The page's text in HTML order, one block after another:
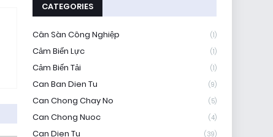
CATEGORIES
Cân Sàn Công Nghiệp (1)
Cảm Biến Lực (1)
Cảm Biến Tải (1)
Can Ban Dien Tu (9)
Can Chong Chay No (5)
Can Chong Nuoc (4)
Can Dien Tu (39)